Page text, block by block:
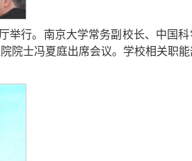
举行。南京大学常务副校长、中国
院士冯夏庭出席会议。学校相关职